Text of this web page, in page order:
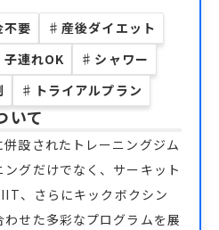
不要 ♯ 産後ダイエット
子連れOK ♯ シャワー
♯ トライアルプラン
いて
設されたトレーニングジム
グだけでなく、サーキット
、さらにキックボクシン
せた多彩なプログラムを展